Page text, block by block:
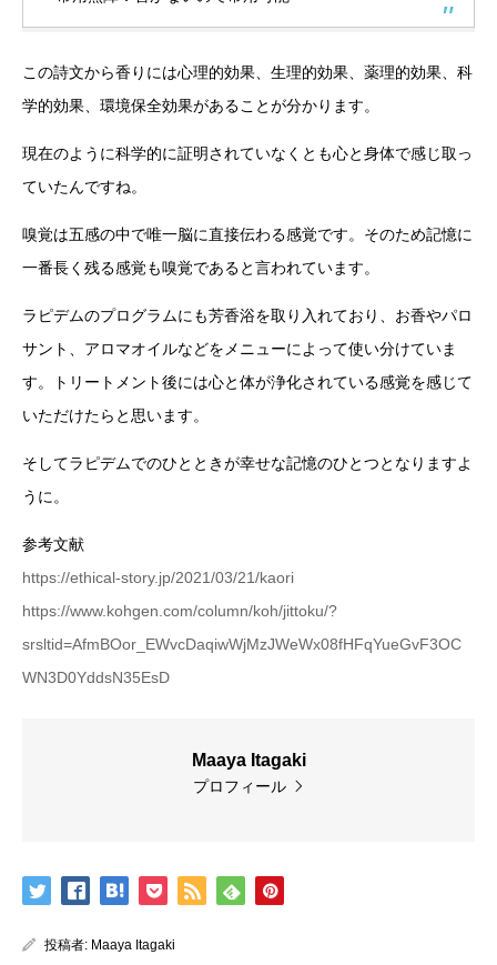
この詩文から香りには心理的効果、生理的効果、薬理的効果、科
学的効果、環境保全効果があることが分かります。
現在のように科学的に証明されていなくとも心と身体で感じ取っ
ていたんですね。
嗅覚は五感の中で唯一脳に直接伝わる感覚です。そのため記憶に
一番長く残る感覚も嗅覚であると言われています。
ラピデムのプログラムにも芳香浴を取り入れており、お香やパロ
サント、アロマオイルなどをメニューによって使い分けていま
す。トリートメント後には心と体が浄化されている感覚を感じて
いただけたらと思います。
そしてラピデムでのひとときが幸せな記憶のひとつとなりますよ
うに。
参考文献
https://ethical-story.jp/2021/03/21/kaori
https://www.kohgen.com/column/koh/jittoku/?
srsltid=AfmBOor_EWvcDaqiwWjMzJWeWx08fHFqYueGvF3OC
WN3D0YddsN35EsD
Maaya Itagaki
プロフィール
投稿者: Maaya Itagaki